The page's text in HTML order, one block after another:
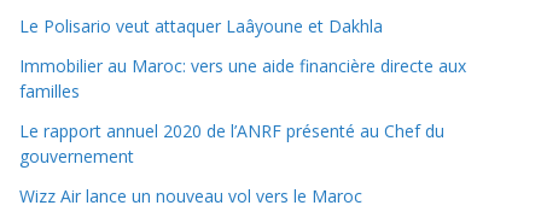
Le Polisario veut attaquer Laâyoune et Dakhla
Immobilier au Maroc: vers une aide financière directe aux
familles
Le rapport annuel 2020 de l’ANRF présenté au Chef du
gouvernement
Wizz Air lance un nouveau vol vers le Maroc